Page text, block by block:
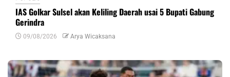
IAS Golkar Sulsel akan Keliling Daerah usai 5 Bupati Gabung
Gerindra
09/08/2026 Arya Wicaksana